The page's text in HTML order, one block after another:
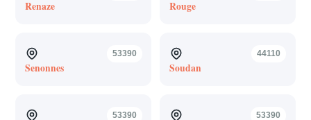
Renaze Rouge
53390
Senonnes
44110
Soudan
53390 53390